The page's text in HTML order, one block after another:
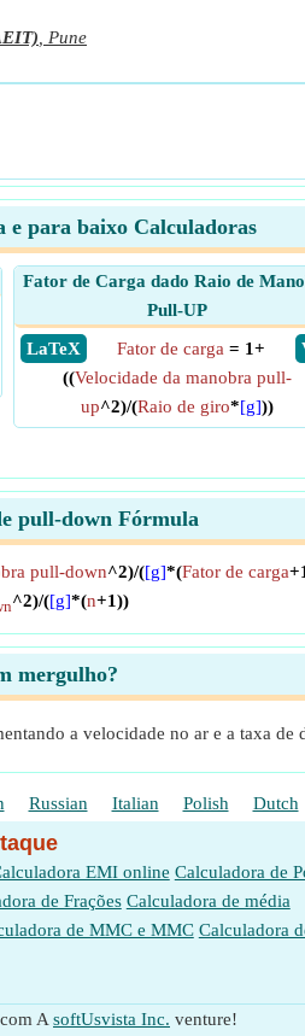
Pune
para baixo Calculadoras
Fator de Carga dado Raio de
Pull-UP
​ LaTeX
Fator de carga = 1+
((Velocidade da manobra pull-
up^2)/(Raio de giro*[g]))
pull-down Fórmula
pull-down^2)/([g]*(Fator de carga
^2)/([g]*(n+1))
mergulho?
a velocidade no ar e a taxa de
Russian Italian Polish Dutch
EMI online Calculadora de
de Frações Calculadora de média
de MMC e MMC Calculadora
A softUsvista Inc. venture!